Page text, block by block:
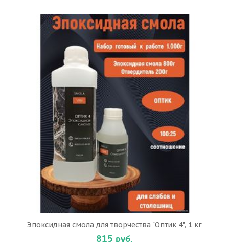
Эпоксидная смола для творчества "Оптик 4", 1 кг
815 руб.